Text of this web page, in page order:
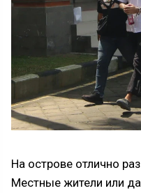
На острове отлично
Местные жители или